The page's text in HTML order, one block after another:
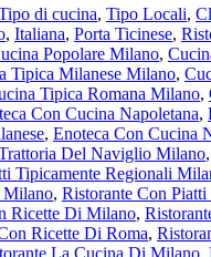
di cucina, Tipo Locali,
, Italiana, Porta Ticinese,
Popolare Milano,
Tipica Milanese Milano,
Tipica Romana Milano,
Con Cucina Napoletana,
, Enoteca Con Cucina
Del Naviglio Milano,
Tipicamente Regionali
Milano, Ristorante Con Piatti
Ricette Di Milano,
Ricette Di Roma,
La Cucina Di Milano,